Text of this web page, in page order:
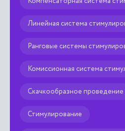
Линейная система
Ранговые системы
Комиссионная система
Скачкообразное проведение
Стимулирование